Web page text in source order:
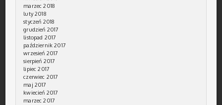
marzec 2018
luty 2018
styczeń 2018
grudzień 2017
listopad 2017
październik 2017
wrzesień 2017
sierpień 2017
lipiec 2017
czerwiec 2017
maj 2017
kwiecień 2017
marzec 2017